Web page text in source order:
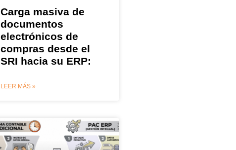
Carga masiva de
documentos
electrónicos de
compras desde el
SRI hacia su ERP:
LEER MÁS »